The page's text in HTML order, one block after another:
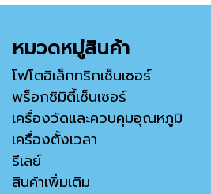
หมวดหมู่สินค้า
โฟโตอิเล็กทริกเซ็นเซอร์
พร็อกซิมิตี้เซ็นเซอร์
เครื่องวัดและควบคุมอุณหภูมิ
เครื่องตั้งเวลา
รีเลย์
สินค้าเพิ่มเติม